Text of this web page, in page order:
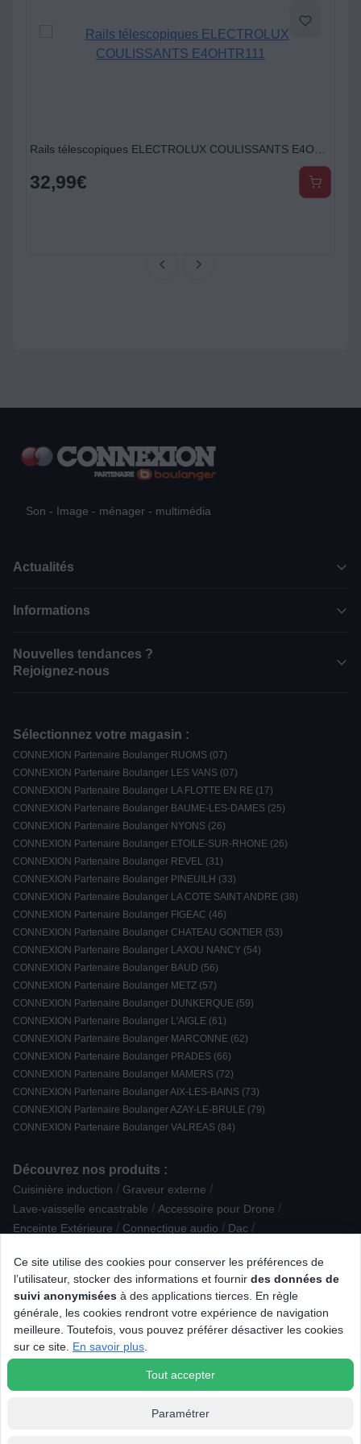
32,99€
Ce site utilise des cookies pour conserver les préférences de
l’utilisateur, stocker des informations et fournir des données de
suivi anonymisées à des applications tierces. En règle
générale, les cookies rendront votre expérience de navigation
meilleure. Toutefois, vous pouvez préférer désactiver les cookies
sur ce site. En savoir plus
Tout accepter
Paramétrer
Son - Image - ménager - multimédia
Actualités
Informations
Nouvelles tendances ?
Rejoignez-nous
Sélectionnez votre magasin :
CONNEXION Partenaire Boulanger RUOMS (07)
CONNEXION Partenaire Boulanger LES VANS (07)
CONNEXION Partenaire Boulanger LA FLOTTE EN RE (17)
CONNEXION Partenaire Boulanger BAUME-LES-DAMES (25)
CONNEXION Partenaire Boulanger NYONS (26)
CONNEXION Partenaire Boulanger ETOILE-SUR-RHONE (26)
CONNEXION Partenaire Boulanger REVEL (31)
CONNEXION Partenaire Boulanger PINEUILH (33)
CONNEXION Partenaire Boulanger LA COTE SAINT ANDRE (38)
CONNEXION Partenaire Boulanger FIGEAC (46)
CONNEXION Partenaire Boulanger CHATEAU GONTIER (53)
CONNEXION Partenaire Boulanger LAXOU NANCY (54)
CONNEXION Partenaire Boulanger BAUD (56)
CONNEXION Partenaire Boulanger METZ (57)
CONNEXION Partenaire Boulanger DUNKERQUE (59)
CONNEXION Partenaire Boulanger L'AIGLE (61)
CONNEXION Partenaire Boulanger MARCONNE (62)
CONNEXION Partenaire Boulanger PRADES (66)
CONNEXION Partenaire Boulanger MAMERS (72)
CONNEXION Partenaire Boulanger AIX-LES-BAINS (73)
CONNEXION Partenaire Boulanger AZAY-LE-BRULE (79)
CONNEXION Partenaire Boulanger VALREAS (84)
Découvrez nos produits :
Cuisinière induction / Graveur externe /
Lave-vaisselle encastrable / Accessoire pour Drone /
Enceinte Extérieure / Connectique audio / Dac /
Accessoire Robot ménager / Enceinte centrale /
Imprimante multifonction laser / Accessoire puericulture /
Accessoire Nettoyage / Entretien Plaque de cuisson gaz
Alarme / Sécurité / Casque Gamer Drone
Aspirateur robot / TV OLED
/ Accessoire Soin du linge / Grille-pain